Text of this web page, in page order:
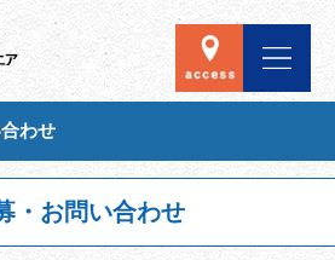
わせ
・お問い合わせ